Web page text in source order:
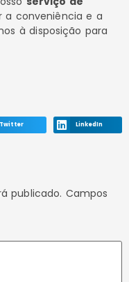
a conveniência e a
à disposição para
Twitter LinkedIn
publicado. Campos